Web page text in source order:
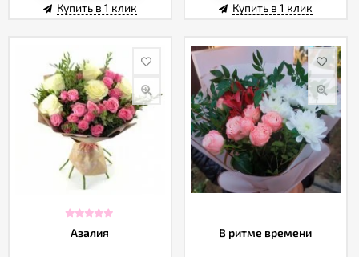
Купить в 1 клик Купить в 1 клик
Азалия В ритме времени